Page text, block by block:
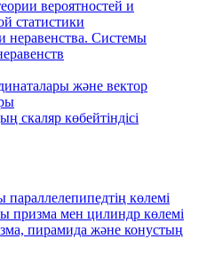
вероятностей и
статистики
неравенства. Системы
және вектор
скаляр көбейтіндісі
көлемі
призма мен цилиндр көлемі
пирамида және конустың